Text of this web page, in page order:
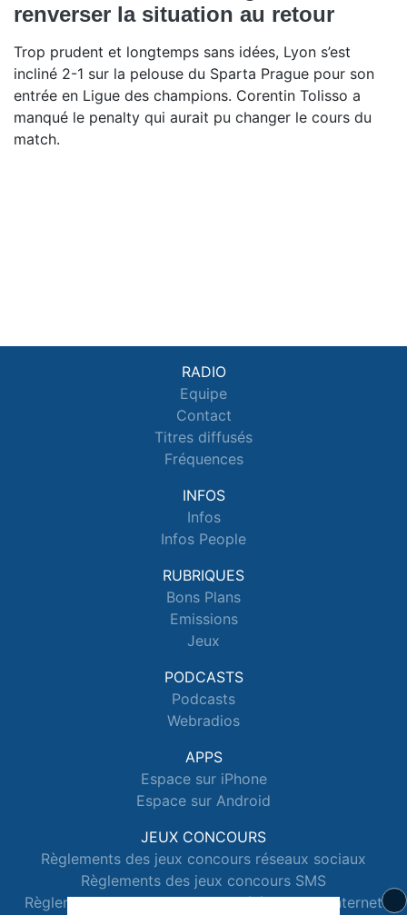
renverser la situation au retour
Trop prudent et longtemps sans idées, Lyon s’est
incliné 2-1 sur la pelouse du Sparta Prague pour son
entrée en Ligue des champions. Corentin Tolisso a
manqué le penalty qui aurait pu changer le cours du
match.
RADIO
Equipe
Contact
Titres diffusés
Fréquences
INFOS
Infos
Infos People
RUBRIQUES
Bons Plans
Emissions
Jeux
PODCASTS
Podcasts
Webradios
APPS
Espace sur iPhone
Espace sur Android
JEUX CONCOURS
Règlements des jeux concours réseaux sociaux
Règlements des jeux concours SMS
Règlements des jeux concours téléphone et internet